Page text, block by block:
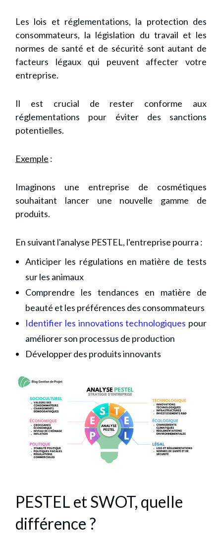
Les lois et réglementations, la protection des
consommateurs, la législation du travail et les
normes de santé et de sécurité sont autant de
facteurs légaux qui peuvent affecter votre
entreprise.
Il est crucial de rester conforme aux
réglementations pour éviter des sanctions
potentielles.
Exemple :
Imaginons une entreprise de cosmétiques
souhaitant lancer une nouvelle gamme de
produits.
En suivant l'analyse PESTEL, l'entreprise pourra :
Anticiper les régulations en matière de tests
sur les animaux
Comprendre les tendances en matière de
beauté et les préférences des consommateurs
Identifier les innovations technologiques pour
améliorer son processus de production
Développer des produits innovants
PESTEL et SWOT, quelle
différence ?